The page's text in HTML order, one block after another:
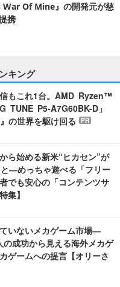
War Of Mine』の開発元が慈
携
キング
もこれ1台。AMD Ryzen™
TUNE P5-A7G60BK-D」
の世界を駆け回る
PR
ら始める新米“ヒカセン”が
―めっちゃ遊べる「フリー
でも安心の「コンテンツサ
集】
いないメカゲーム市場―
成功から見える海外メカゲ
ゲームへの提言【オリーさ